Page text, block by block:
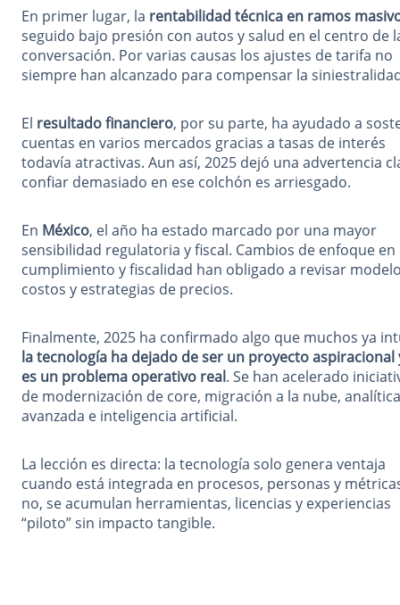
En primer lugar, la rentabilidad técnica en ramos
seguido bajo presión con autos y salud en el centro de
conversación. Por varias causas los ajustes de tarifa no
siempre han alcanzado para compensar la
El resultado financiero, por su parte, ha ayudado a
cuentas en varios mercados gracias a tasas de interés
todavía atractivas. Aun así, 2025 dejó una advertencia
confiar demasiado en ese colchón es arriesgado.
En México, el año ha estado marcado por una mayor
sensibilidad regulatoria y fiscal. Cambios de enfoque en
cumplimiento y fiscalidad han obligado a revisar
costos y estrategias de precios.
Finalmente, 2025 ha confirmado algo que muchos ya
la tecnología ha dejado de ser un proyecto aspiracional
es un problema operativo real. Se han acelerado
de modernización de core, migración a la nube, analítica
avanzada e inteligencia artificial.
La lección es directa: la tecnología solo genera ventaja
cuando está integrada en procesos, personas y
no, se acumulan herramientas, licencias y experiencias
“piloto” sin impacto tangible.